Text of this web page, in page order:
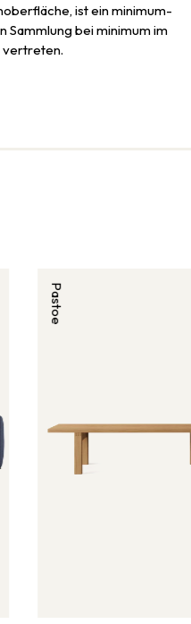
ist ein minimum-
Sammlung bei minimum im
vertreten.
Pastoe